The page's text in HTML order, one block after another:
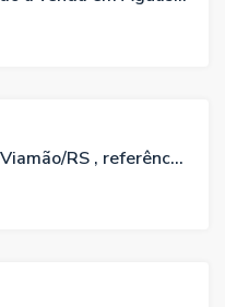
Sítio à venda Águas Claras/Viamão/RS , referência 739